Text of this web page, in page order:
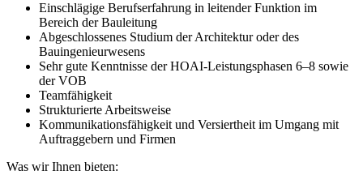
Einschlägige Berufserfahrung in leitender Funktion im
Bereich der Bauleitung
Abgeschlossenes Studium der Architektur oder des
Bauingenieurwesens
Sehr gute Kenntnisse der HOAI-Leistungsphasen 6–8 sowie
der VOB
Teamfähigkeit
Strukturierte Arbeitsweise
Kommunikationsfähigkeit und Versiertheit im Umgang mit
Auftraggebern und Firmen
Was wir Ihnen bieten: